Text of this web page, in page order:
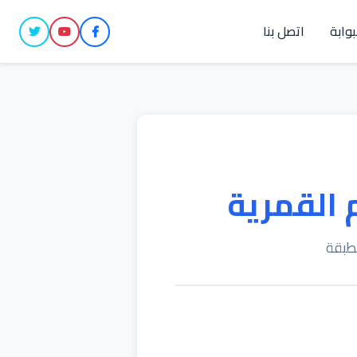
اتصل بنا
القمرية